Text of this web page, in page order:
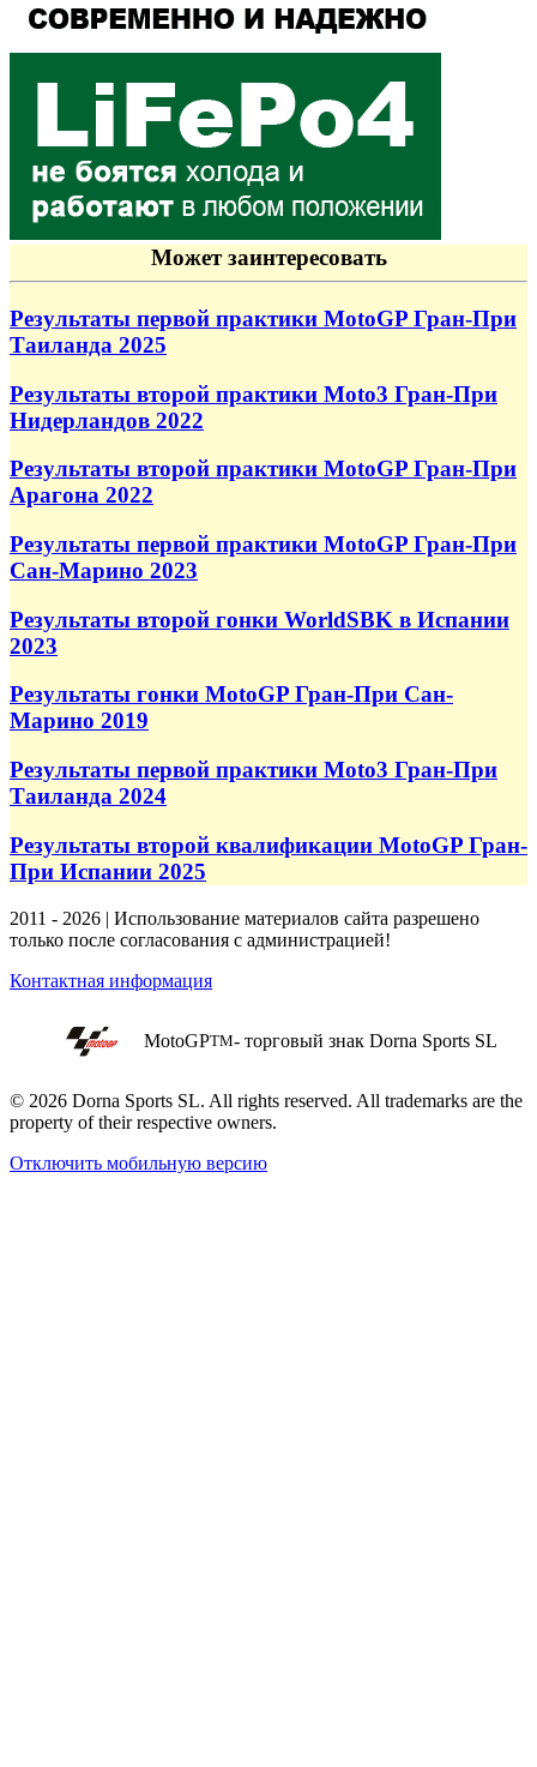
Может заинтересовать
Результаты первой практики MotoGP Гран-При
Таиланда 2025
Результаты второй практики Moto3 Гран-При
Нидерландов 2022
Результаты второй практики MotoGP Гран-При
Арагона 2022
Результаты первой практики MotoGP Гран-При
Сан-Марино 2023
Результаты второй гонки WorldSBK в Испании
2023
Результаты гонки MotoGP Гран-При Сан-
Марино 2019
Результаты первой практики Moto3 Гран-При
Таиланда 2024
Результаты второй квалификации MotoGP Гран-
При Испании 2025
2011 - 2026 | Использование материалов сайта разрешено
только после согласования с администрацией!
Контактная информация
MotoGPTM- торговый знак Dorna Sports SL
© 2026 Dorna Sports SL. All rights reserved. All trademarks are the
property of their respective owners.
Отключить мобильную версию